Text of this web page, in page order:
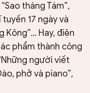
tháng Tám”,
tuyến 17 ngày và
Kông”... Hay, điện
phẩm thành công
người viết
phở và piano”,